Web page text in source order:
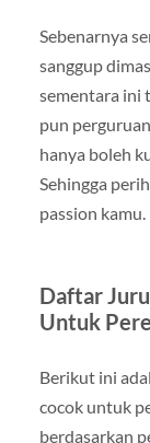
Sebenarnya
sanggup
sementara ini
pun
hanya boleh
Sehingga
passion kamu.
Daftar
Untuk
Berikut ini
cocok untuk
berdasarkan